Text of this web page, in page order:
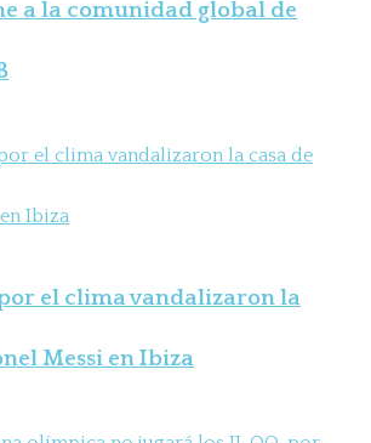
a la comunidad global de
el clima vandalizaron la
Messi en Ibiza